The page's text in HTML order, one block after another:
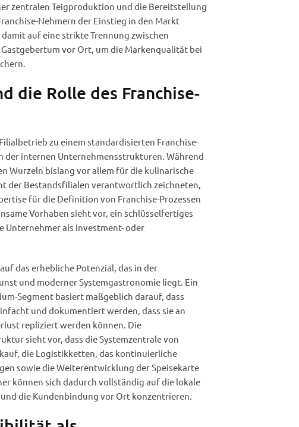
zentralen Teigproduktion und die Bereitstellung
Nehmern der Einstieg in den Markt
auf eine strikte Trennung zwischen
vor Ort, um die Markenqualität bei
die Rolle des Franchise-
zu einem standardisierten Franchise-
internen Unternehmensstrukturen. Während
Wurzeln bislang vor allem für die kulinarische
der Bestandsfilialen verantwortlich zeichneten,
für die Definition von Franchise-Prozessen
Vorhaben sieht vor, ein schlüsselfertiges
Unternehmer als Investment- oder
das erhebliche Potenzial, das in der
und moderner Systemgastronomie liegt. Ein
Segment basiert maßgeblich darauf, dass
und dokumentiert werden, dass sie an
repliziert werden können. Die
sieht vor, dass die Systemzentrale von
die Logistikketten, das kontinuierliche
sowie die Weiterentwicklung der Speisekarte
können sich dadurch vollständig auf die lokale
die Kundenbindung vor Ort konzentrieren.